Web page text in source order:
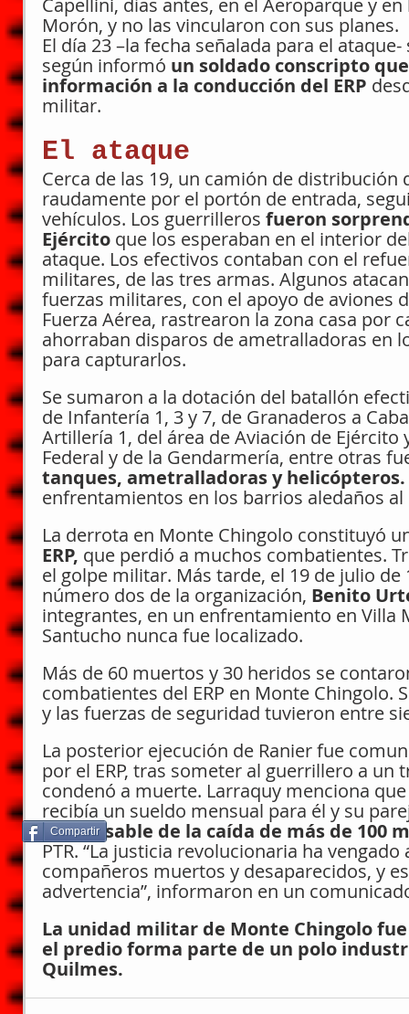
Capellini, días antes, en el Aeroparque y
Morón, y no las vincularon con sus planes.
El día 23 –la fecha señalada para el
según informó un soldado conscripto
información a la conducción del ERP
militar.
El ataque
Cerca de las 19, un camión de
raudamente por el portón de entrada,
vehículos. Los guerrilleros fueron
Ejército que los esperaban en el interior
ataque. Los efectivos contaban con el
militares, de las tres armas. Algunos
fuerzas militares, con el apoyo de aviones
Fuerza Aérea, rastrearon la zona casa por
ahorraban disparos de ametralladoras en
para capturarlos.
Se sumaron a la dotación del batallón
de Infantería 1, 3 y 7, de Granaderos a
Artillería 1, del área de Aviación de
Federal y de la Gendarmería, entre otras
tanques, ametralladoras y helicópteros.
enfrentamientos en los barrios aledaños al
La derrota en Monte Chingolo constituyó
ERP, que perdió a muchos combatientes.
el golpe militar. Más tarde, el 19 de julio de
número dos de la organización, Benito
integrantes, en un enfrentamiento en Villa
Santucho nunca fue localizado.
Más de 60 muertos y 30 heridos se
combatientes del ERP en Monte Chingolo.
y las fuerzas de seguridad tuvieron entre
La posterior ejecución de Ranier fue
por el ERP, tras someter al guerrillero a
condenó a muerte. Larraquy menciona
recibía un sueldo mensual para él y su
responsable de la caída de más de 100
PTR. “La justicia revolucionaria ha
compañeros muertos y desaparecidos, y
advertencia”, informaron en un
La unidad militar de Monte Chingolo
el predio forma parte de un polo
Quilmes.
Compartir